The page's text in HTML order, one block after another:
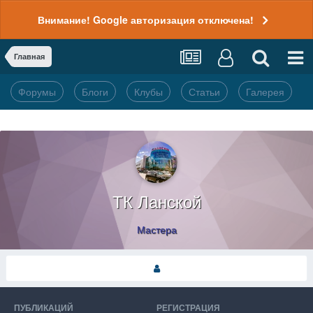
Внимание! Google авторизация отключена!
Главная
Форумы Блоги Клубы Статьи Галерея
ТК Ланской
Мастера
ПУБЛИКАЦИЙ РЕГИСТРАЦИЯ